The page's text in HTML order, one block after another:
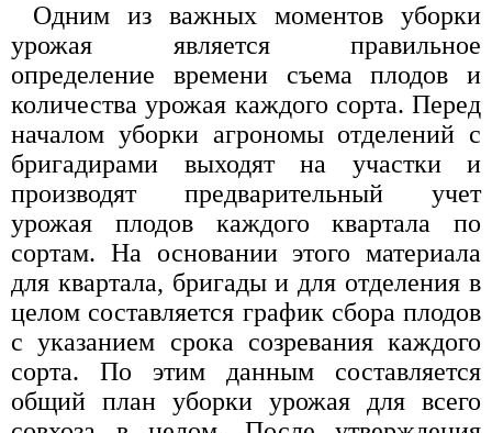
Одним из важных моментов уборки
урожая является правильное
определение времени съема плодов и
количества урожая каждого сорта. Перед
началом уборки агрономы отделений с
бригадирами выходят на участки и
производят предварительный учет
урожая плодов каждого квартала по
сортам. На основании этого материала
для квартала, бригады и для отделения в
целом составляется график сбора плодов
с указанием срока созревания каждого
сорта. По этим данным составляется
общий план уборки урожая для всего